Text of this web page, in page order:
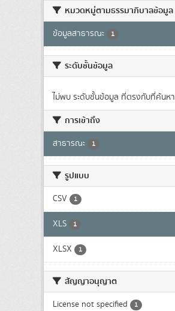
หมวดหมู่ตามธรรมาภิบาลข้อมูล
ข้อมูลสาธารณะ 1
ระดับชั้นข้อมูล
ไม่พบ ระดับชั้นข้อมูล ที่ตรงกับที่ค้นหา
การเข้าถึง
สาธารณะ 1
รูปแบบ
CSV 1
XLS 1
XLSX 1
สัญญาอนุญาต
License not specified 1